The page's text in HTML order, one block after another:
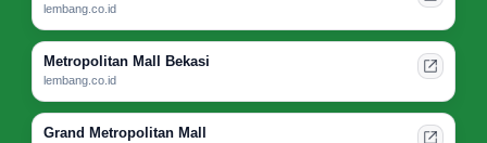
lembang.co.id
Metropolitan Mall Bekasi
lembang.co.id
Grand Metropolitan Mall